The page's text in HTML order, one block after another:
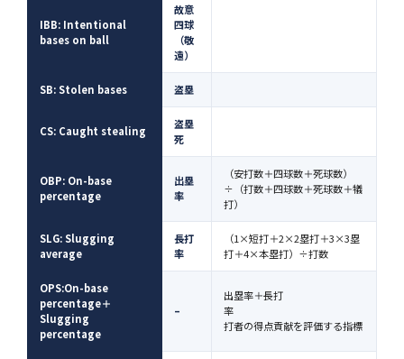
IBB: Intentional
bases on ball
故意
四球
（敬
遠）
SB: Stolen bases 盗塁
CS: Caught stealing
盗塁
死
OBP: On-base
percentage
出塁
率
（安打数＋四球数＋死球数）
÷（打数＋四球数＋死球数＋犠
打）
SLG: Slugging
average
長打
率
（1×短打＋2×2塁打＋3×3塁
打＋4×本塁打）÷打数
OPS:On-base
percentage＋
Slugging
percentage
–
出塁率＋長打
率
打者の得点貢献を評価する指標